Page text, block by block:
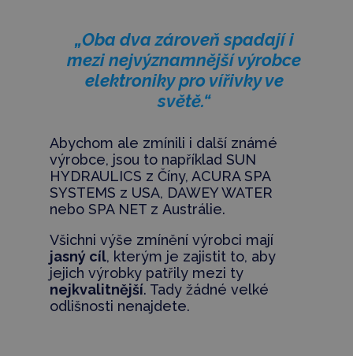
„Oba dva zároveň spadají i
mezi nejvýznamnější výrobce
elektroniky pro vířivky ve
světě.“
Abychom ale zmínili i další známé
výrobce, jsou to například SUN
HYDRAULICS z Číny, ACURA SPA
SYSTEMS z USA, DAWEY WATER
nebo SPA NET z Austrálie.
Všichni výše zmínění výrobci mají
jasný cíl, kterým je zajistit to, aby
jejich výrobky patřily mezi ty
nejkvalitnější. Tady žádné velké
odlišnosti nenajdete.